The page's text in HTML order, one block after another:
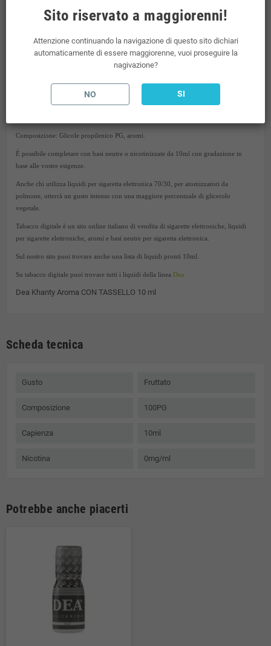
Dea Khanty è un aroma fruttato.
Liquido concentrato 10 ml, a cui si possono aggiungere basette di nicotina da 10ml
per raggiungere la percentuale desiderata.
Da tabacco digitale trovi tanti aromi concentrati per sigaretta elettronica presenti sul
Composizione: Glicole propilenico PG, aromi.
È possibile completare con basi neutre o nicotinizzate da 10ml con gradazione in
base alle vostre esigenze.
Anche chi utilizza liquidi per sigaretta elettronica 70/30, per atomizzatori da
polmone, otterrà un gusto intenso con una maggiore percentuale di glicerolo
vegetale.
Tabacco digitale è un sito online italiano di vendita di sigarette elettroniche, liquidi
per sigarette elettroniche, aromi e basi neutre per sigaretta elettronica.
Sul nostro sito puoi trovare anche una lista di liquidi pronti 10ml.
Su tabacco digitale puoi trovare tutti i liquidi della linea Dea
Dea Khanty Aroma CON TASSELLO 10 ml
Scheda tecnica
Gusto Fruttato
Composizione 100PG
Capienza 10ml
Nicotina 0mg/ml
Potrebbe anche piacerti
Sito riservato a maggiorenni!
Attenzione continuando la navigazione di questo sito dichiari
automaticamente di essere maggiorenne, vuoi proseguire la
nagivazione?
NO SI